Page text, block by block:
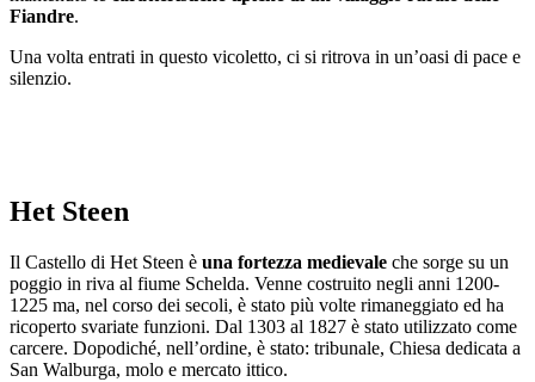
Fiandre.
Una volta entrati in questo vicoletto, ci si ritrova in un’oasi di pace e
silenzio.
Het Steen
Il Castello di Het Steen è una fortezza medievale che sorge su un
poggio in riva al fiume Schelda. Venne costruito negli anni 1200-
1225 ma, nel corso dei secoli, è stato più volte rimaneggiato ed ha
ricoperto svariate funzioni. Dal 1303 al 1827 è stato utilizzato come
carcere. Dopodiché, nell’ordine, è stato: tribunale, Chiesa dedicata a
San Walburga, molo e mercato ittico.